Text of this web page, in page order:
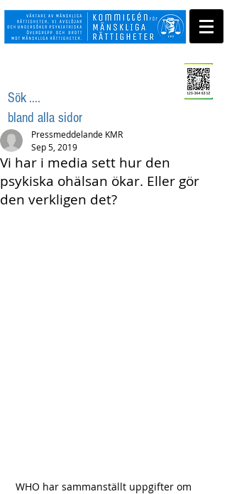
Sök ....
bland alla sidor
Vi har i media sett hur den
psykiska ohälsan ökar. Eller gör
den verkligen det?
Pressmeddelande KMR
Sep 5, 2019